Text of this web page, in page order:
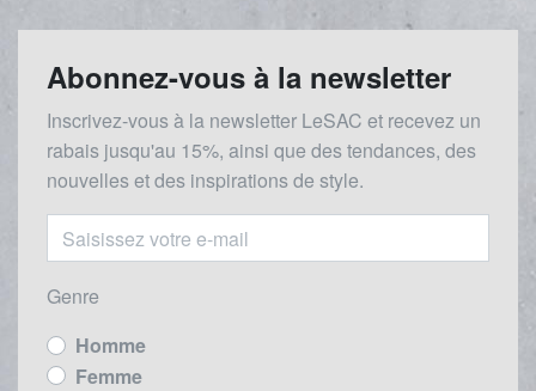
Abonnez-vous à la newsletter
Inscrivez-vous à la newsletter LeSAC et recevez un
rabais jusqu'au 15%, ainsi que des tendances, des
nouvelles et des inspirations de style.
Genre
Homme
Femme